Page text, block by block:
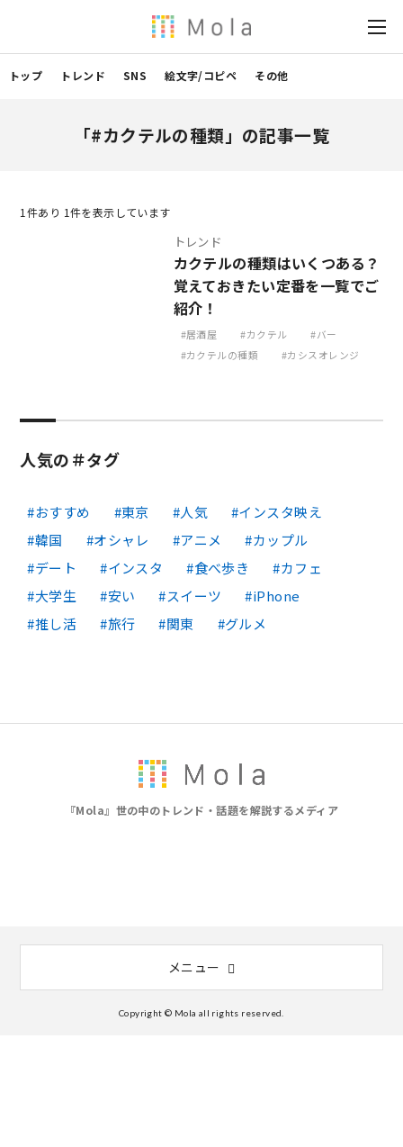
トップ トレンド SNS 絵文字/コピペ その他
「#カクテルの種類」の記事一覧
1 件あり 1件を表示しています
トレンド
カクテルの種類はいくつある？
覚えておきたい定番を一覧でご
紹介！
居酒屋 カクテル
バー
カクテルの種類
カシスオレンジ
人気の＃タグ
おすすめ 東京 人気
インスタ映え
韓国
オシャレ アニメ
カップル
デート
インスタ 食べ歩き
カフェ
大学生
安い スイーツ
iPhone
推し活
旅行 関東 グルメ
『Mola』世の中のトレンド・話題を解説するメディア
メニュー
Copyright © Mola all rights reserved.